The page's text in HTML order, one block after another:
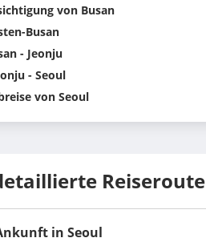
von Busan
Busan
- Jeonju
- Seoul
von Seoul
Reiseroute
in Seoul